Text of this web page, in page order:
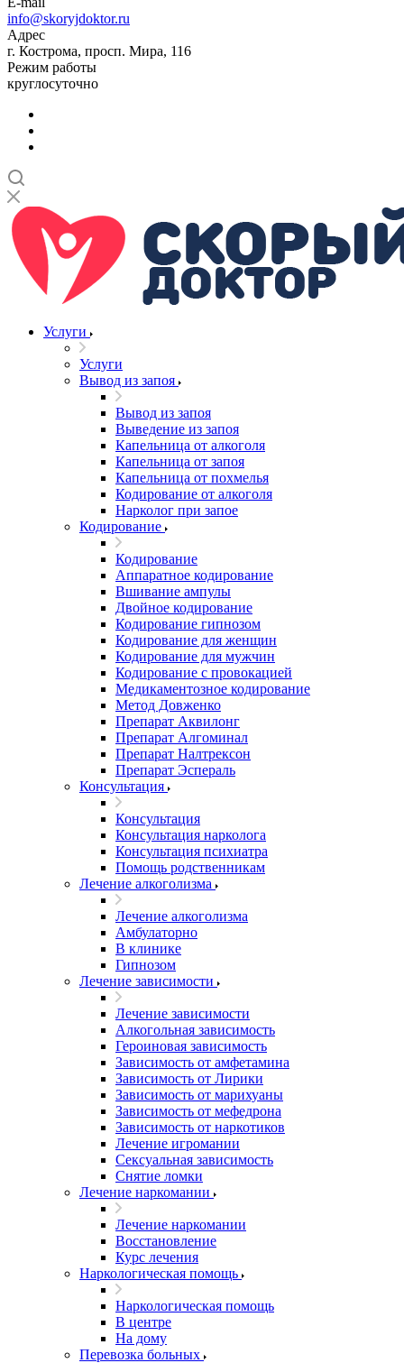
info@skoryjdoktor.ru
Адрес
г. Кострома, просп. Мира, 116
Режим работы
круглосуточно
Услуги
Услуги
Вывод из запоя
Вывод из запоя
Выведение из запоя
Капельница от алкоголя
Капельница от запоя
Капельница от похмелья
Кодирование от алкоголя
Нарколог при запое
Кодирование
Кодирование
Аппаратное кодирование
Вшивание ампулы
Двойное кодирование
Кодирование гипнозом
Кодирование для женщин
Кодирование для мужчин
Кодирование с провокацией
Медикаментозное кодирование
Метод Довженко
Препарат Аквилонг
Препарат Алгоминал
Препарат Налтрексон
Препарат Эспераль
Консультация
Консультация
Консультация нарколога
Консультация психиатра
Помощь родственникам
Лечение алкоголизма
Лечение алкоголизма
Амбулаторно
В клинике
Гипнозом
Лечение зависимости
Лечение зависимости
Алкогольная зависимость
Героиновая зависимость
Зависимость от амфетамина
Зависимость от Лирики
Зависимость от марихуаны
Зависимость от мефедрона
Зависимость от наркотиков
Лечение игромании
Сексуальная зависимость
Снятие ломки
Лечение наркомании
Лечение наркомании
Восстановление
Курс лечения
Наркологическая помощь
Наркологическая помощь
В центре
На дому
Перевозка больных